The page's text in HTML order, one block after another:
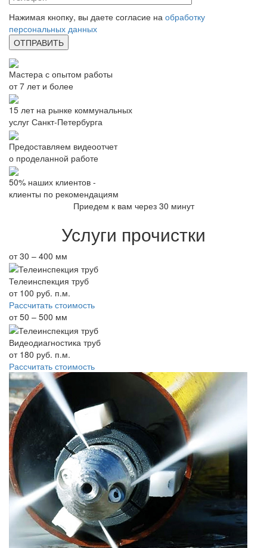
Нажимая кнопку, вы даете согласие на обработку
персональных данных
Мастера с опытом работы
от 7 лет и более
15 лет на рынке коммунальных
услуг Санкт-Петербурга
Предоставляем видеоотчет
о проделанной работе
50% наших клиентов -
клиенты по рекомендациям
Приедем к вам через 30 минут
Услуги прочистки
от 30 – 400 мм
Телеинспекция труб
от 100 руб. п.м.
Рассчитать стоимость
от 50 – 500 мм
Видеодиагностика труб
от 180 руб. п.м.
Рассчитать стоимость